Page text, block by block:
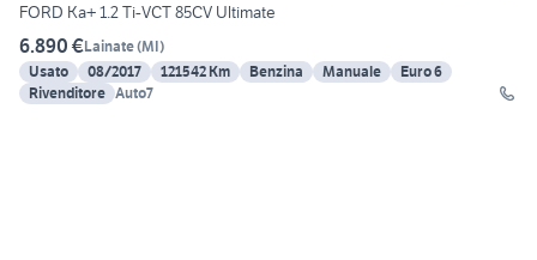
FORD Ka+ 1.2 Ti-VCT 85CV Ultimate
6.890 €Lainate(MI)
Usato
08/2017 121542 Km Benzina Manuale
Euro 6
Rivenditore Auto7